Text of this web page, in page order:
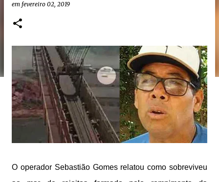
em fevereiro 02, 2019
O operador Sebastião Gomes relatou como sobreviveu